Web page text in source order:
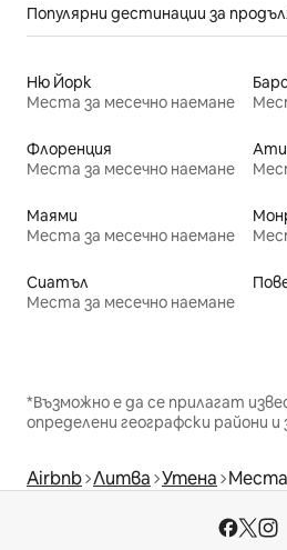
Популярни дестинации за
Ню Йорк
Места за месечно наемане
Флоренция
Места за месечно наемане
Маями
Места за месечно наемане
Сиатъл
Места за месечно наемане
*Възможно е да се прилагат
определени географски райони
Airbnb Литва Утена Места